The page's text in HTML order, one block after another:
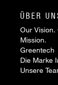
ÜBER
Our Vision.
Mission.
Greentech
Die Marke
Unsere